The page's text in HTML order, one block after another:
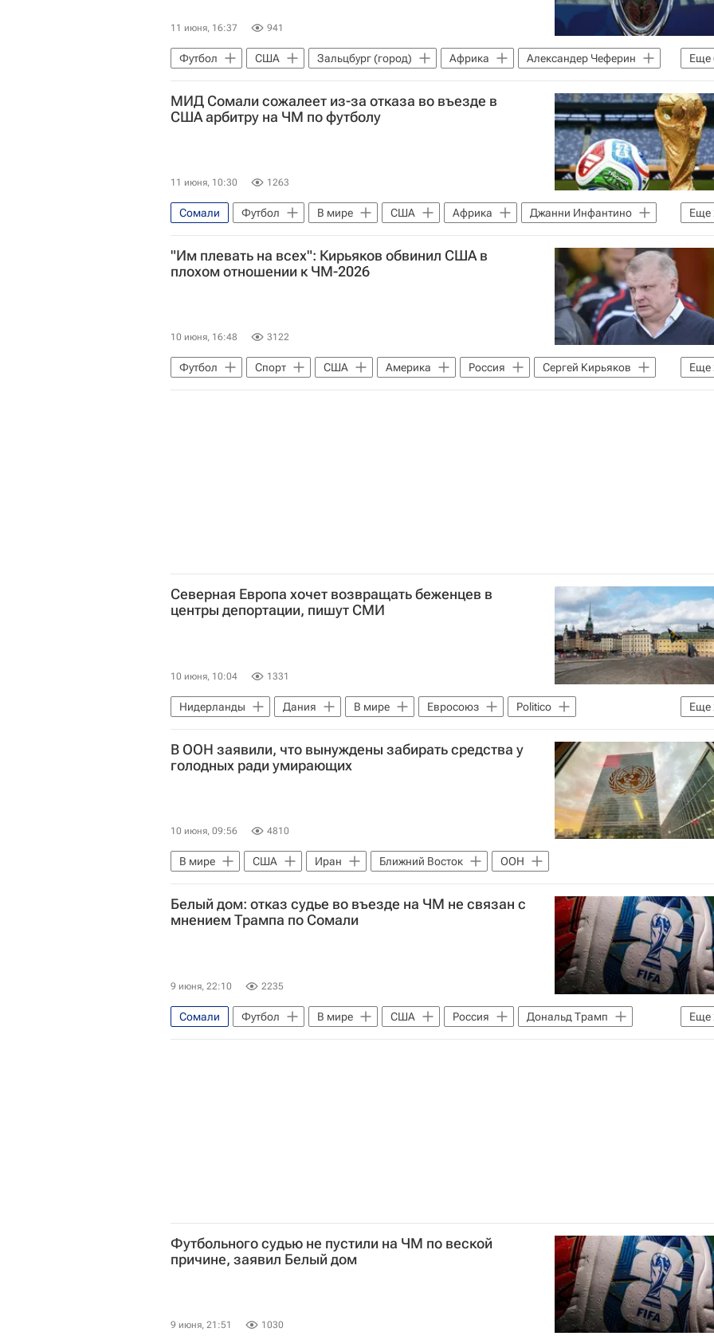
11 июня, 16:37 941
Еще
Футбол США Зальцбург (город) Африка
Александер Чеферин
Джанни Инфантино
CAF
Международная федерация футбола (ФИФА)
Пари Сен-Жермен (ПСЖ)
Астон Вилла Спорт
МИД Сомали сожалеет из-за отказа во въезде в
США арбитру на ЧМ по футболу
11 июня, 10:30 1263
Еще
Сомали Футбол В мире США Африка
Джанни Инфантино
Международная федерация футбола (ФИФА)
ЧМ по футболу 2026
"Им плевать на всех": Кирьяков обвинил США в
плохом отношении к ЧМ-2026
10 июня, 16:48 3122
Еще
Футбол Спорт США Америка Россия
Сергей Кирьяков
Международная федерация футбола (ФИФА)
ЧМ по футболу 2026
Северная Европа хочет возвращать беженцев в
центры депортации, пишут СМИ
10 июня, 10:04 1331
Еще
Нидерланды Дания В мире Евросоюз
Politico
Еврокомиссия
Австрия
В ООН заявили, что вынуждены забирать средства у
голодных ради умирающих
10 июня, 09:56 4810
В мире США Иран Ближний Восток ООН
Белый дом: отказ судье во въезде на ЧМ не связан с
мнением Трампа по Сомали
9 июня, 22:10 2235
Еще
Сомали Футбол В мире США Россия
Дональд Трамп
Международная федерация футбола (ФИФА)
ЧМ по футболу 2026
Футбольного судью не пустили на ЧМ по веской
причине, заявил Белый дом
9 июня, 21:51 1030